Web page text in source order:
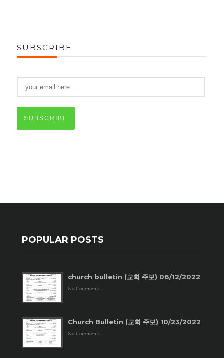
SUBSCRIBE
SUBSCRIBE
POPULAR POSTS
church bulletin (교회 주보) 06/12/2022
No Comments
Church Bulletin (교회 주보) 10/23/2022
No Comments